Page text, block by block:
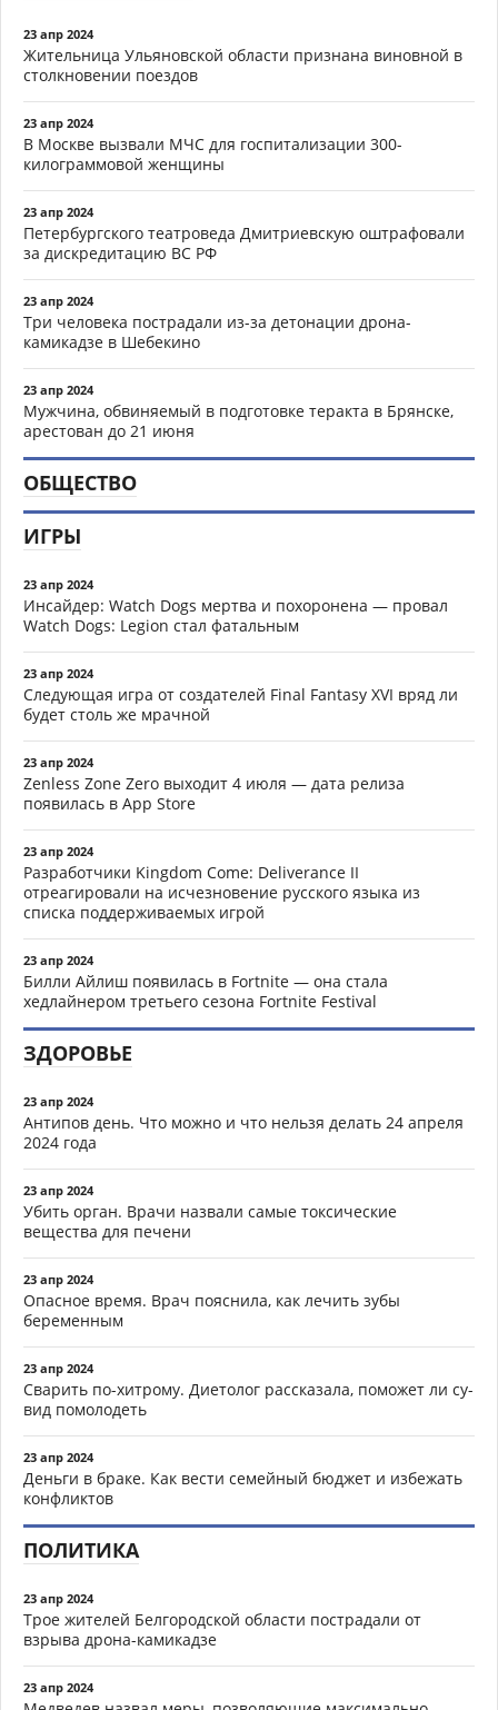
23 апр 2024
Жительница Ульяновской области признана виновной в
столкновении поездов
23 апр 2024
В Москве вызвали МЧС для госпитализации 300-
килограммовой женщины
23 апр 2024
Петербургского театроведа Дмитриевскую оштрафовали
за дискредитацию ВС РФ
23 апр 2024
Три человека пострадали из-за детонации дрона-
камикадзе в Шебекино
23 апр 2024
Мужчина, обвиняемый в подготовке теракта в Брянске,
арестован до 21 июня
ОБЩЕСТВО
ИГРЫ
23 апр 2024
Инсайдер: Watch Dogs мертва и похоронена — провал
Watch Dogs: Legion стал фатальным
23 апр 2024
Следующая игра от создателей Final Fantasy XVI вряд ли
будет столь же мрачной
23 апр 2024
Zenless Zone Zero выходит 4 июля — дата релиза
появилась в App Store
23 апр 2024
Разработчики Kingdom Come: Deliverance II
отреагировали на исчезновение русского языка из
списка поддерживаемых игрой
23 апр 2024
Билли Айлиш появилась в Fortnite — она стала
хедлайнером третьего сезона Fortnite Festival
ЗДОРОВЬЕ
23 апр 2024
Антипов день. Что можно и что нельзя делать 24 апреля
2024 года
23 апр 2024
Убить орган. Врачи назвали самые токсические
вещества для печени
23 апр 2024
Опасное время. Врач пояснила, как лечить зубы
беременным
23 апр 2024
Сварить по-хитрому. Диетолог рассказала, поможет ли су-
вид помолодеть
23 апр 2024
Деньги в браке. Как вести семейный бюджет и избежать
конфликтов
ПОЛИТИКА
23 апр 2024
Трое жителей Белгородской области пострадали от
взрыва дрона-камикадзе
23 апр 2024